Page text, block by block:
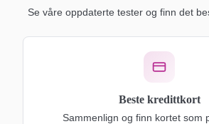
Se våre oppdaterte tester og finn det
Beste kredittkort
Sammenlign og finn kortet som